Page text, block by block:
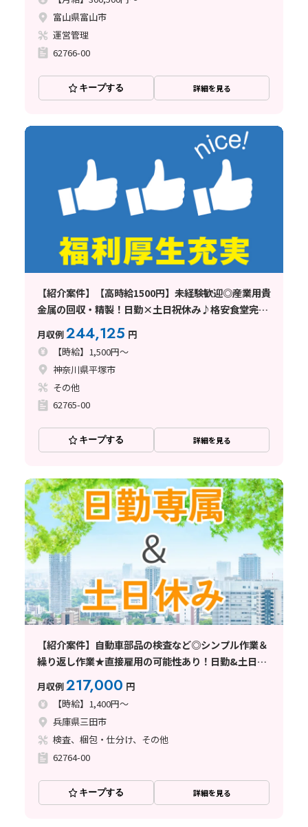
富山県富山市
運営管理
62766-00
キープする 詳細を見る
【紹介案件】【高時給1500円】未経験歓迎◎産業用貴
金属の回収・精製！日勤×土日祝休み♪格安食堂完備
月収例244,125 円
【時給】1,500円～
神奈川県平塚市
その他
62765-00
キープする 詳細を見る
【紹介案件】自動車部品の検査など◎シンプル作業＆
繰り返し作業★直接雇用の可能性あり！日勤&土日休
月収例217,000 円
【時給】1,400円～
兵庫県三田市
検査、梱包・仕分け、その他
62764-00
キープする 詳細を見る